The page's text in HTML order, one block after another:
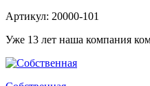
Артикул: 20000-101
Уже 13 лет наша компания